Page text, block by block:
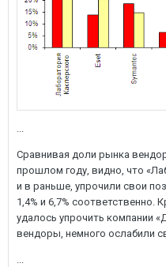
...
Сравнивая доли рынка
прошлом году, видно, что
и в раньше, упрочили свои
1,4% и 6,7%
удалось упрочить компании
вендоры, немного ослабили
...